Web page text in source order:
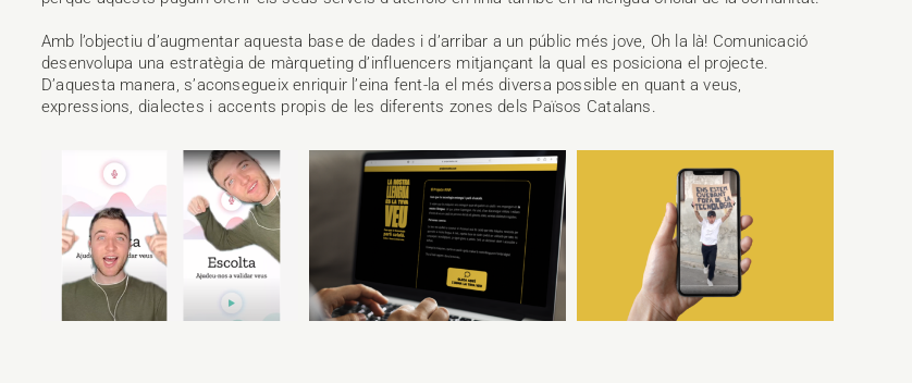
Amb l’objectiu d’augmentar aquesta base de dades i d’arribar a un públic més jove, Oh la là! Comunicació
desenvolupa una estratègia de màrqueting d’influencers mitjançant la qual es posiciona el projecte.
D’aquesta manera, s’aconsegueix enriquir l’eina fent-la el més diversa possible en quant a veus,
expressions, dialectes i accents propis de les diferents zones dels Països Catalans.